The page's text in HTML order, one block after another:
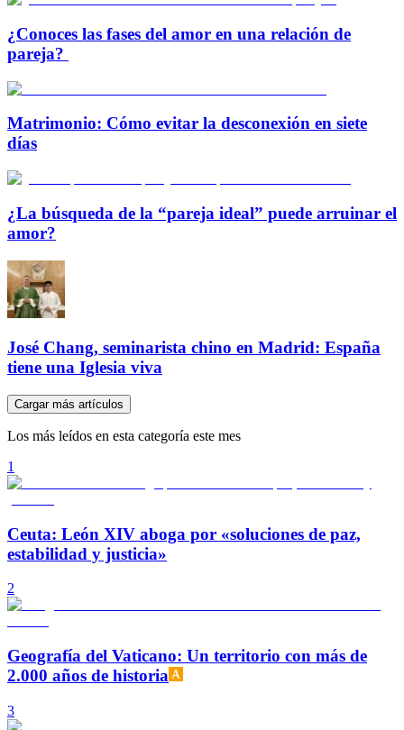
¿Conoces las fases del amor en una relación de
pareja?
Matrimonio: Cómo evitar la desconexión en siete
días
¿La búsqueda de la “pareja ideal” puede arruinar el
amor?
José Chang, seminarista chino en Madrid: España
tiene una Iglesia viva
Cargar más artículos
Los más leídos en esta categoría este mes
1
Ceuta: León XIV aboga por «soluciones de paz,
estabilidad y justicia»
2
Geografía del Vaticano: Un territorio con más de
2.000 años de historia
3